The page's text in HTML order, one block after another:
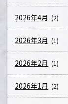
2026年4月 (2)
2026年3月 (1)
2026年2月 (1)
2026年1月 (2)